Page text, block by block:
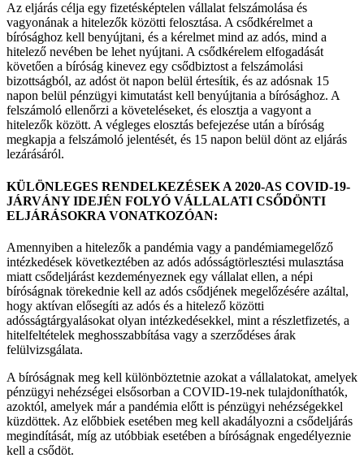
Az eljárás célja egy fizetésképtelen vállalat felszámolása és
vagyonának a hitelezők közötti felosztása. A csődkérelmet a
bírósághoz kell benyújtani, és a kérelmet mind az adós, mind a
hitelező nevében be lehet nyújtani. A csődkérelem elfogadását
követően a bíróság kinevez egy csődbiztost a felszámolási
bizottságból, az adóst öt napon belül értesítik, és az adósnak 15
napon belül pénzügyi kimutatást kell benyújtania a bírósághoz. A
felszámoló ellenőrzi a követeléseket, és elosztja a vagyont a
hitelezők között. A végleges elosztás befejezése után a bíróság
megkapja a felszámoló jelentését, és 15 napon belül dönt az eljárás
lezárásáról.
KÜLÖNLEGES RENDELKEZÉSEK A 2020-AS COVID-19-
JÁRVÁNY IDEJÉN FOLYÓ VÁLLALATI CSŐDÖNTI
ELJÁRÁSOKRA VONATKOZÓAN:
Amennyiben a hitelezők a pandémia vagy a pandémiamegelőző
intézkedések következtében az adós adósságtörlesztési mulasztása
miatt csődeljárást kezdeményeznek egy vállalat ellen, a népi
bíróságnak törekednie kell az adós csődjének megelőzésére azáltal,
hogy aktívan elősegíti az adós és a hitelező közötti
adósságtárgyalásokat olyan intézkedésekkel, mint a részletfizetés, a
hitelfeltételek meghosszabbítása vagy a szerződéses árak
felülvizsgálata.
A bíróságnak meg kell különböztetnie azokat a vállalatokat, amelyek
pénzügyi nehézségei elsősorban a COVID-19-nek tulajdoníthatók,
azoktól, amelyek már a pandémia előtt is pénzügyi nehézségekkel
küzdöttek. Az előbbiek esetében meg kell akadályozni a csődeljárás
megindítását, míg az utóbbiak esetében a bíróságnak engedélyeznie
kell a csődöt.